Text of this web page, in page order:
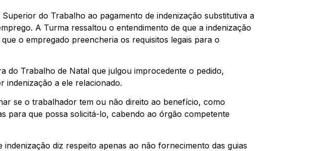
do Trabalho ao pagamento de indenização substitutiva a
A Turma ressaltou o entendimento de que a indenização
o empregado preencheria os requisitos legais para o
do Trabalho de Natal que julgou improcedente o pedido,
indenização a ele relacionado.
se o trabalhador tem ou não direito ao benefício, como
para que possa solicitá-lo, cabendo ao órgão competente
diz respeito apenas ao não fornecimento das guias